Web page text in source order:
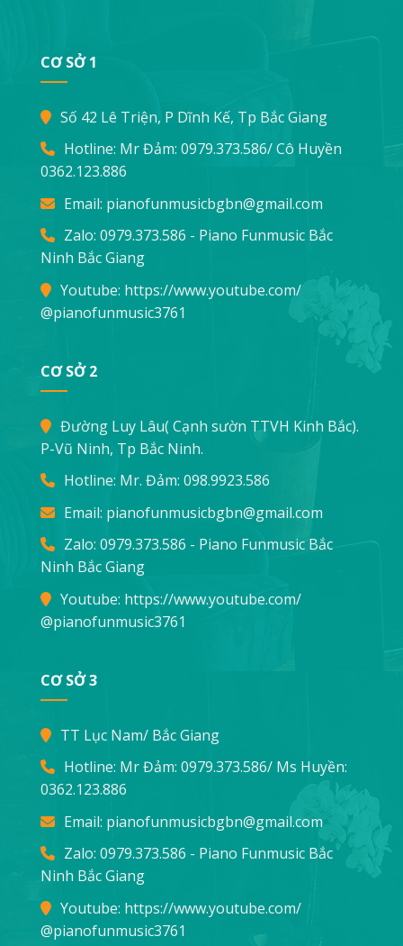
CƠ SỞ 1
Số 42 Lê Triện, P Dĩnh Kế, Tp Bắc Giang
Hotline: Mr Đảm: 0979.373.586/ Cô Huyền
0362.123.886
Email: pianofunmusicbgbn@gmail.com
Zalo: 0979.373.586 - Piano Funmusic Bắc
Ninh Bắc Giang
Youtube: https://www.youtube.com/
@pianofunmusic3761
CƠ SỞ 2
Đường Luy Lâu( Cạnh sườn TTVH Kinh Bắc).
P-Vũ Ninh, Tp Bắc Ninh.
Hotline: Mr. Đảm: 098.9923.586
Email: pianofunmusicbgbn@gmail.com
Zalo: 0979.373.586 - Piano Funmusic Bắc
Ninh Bắc Giang
Youtube: https://www.youtube.com/
@pianofunmusic3761
CƠ SỞ 3
TT Lục Nam/ Bắc Giang
Hotline: Mr Đảm: 0979.373.586/ Ms Huyền:
0362.123.886
Email: pianofunmusicbgbn@gmail.com
Zalo: 0979.373.586 - Piano Funmusic Bắc
Ninh Bắc Giang
Youtube: https://www.youtube.com/
@pianofunmusic3761